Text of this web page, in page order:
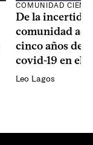
COMUNIDAD
De la
comunidad
cinco años de
covid-19 en el
Leo Lagos